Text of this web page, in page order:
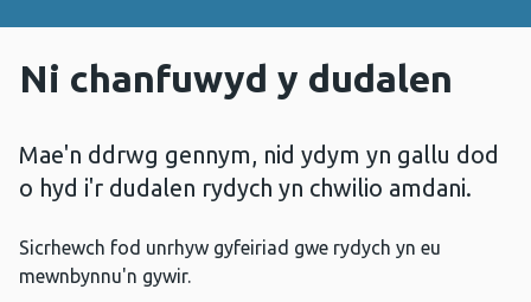
Ni chanfuwyd y dudalen
Mae'n ddrwg gennym, nid ydym yn gallu dod
o hyd i'r dudalen rydych yn chwilio amdani.
Sicrhewch fod unrhyw gyfeiriad gwe rydych yn eu
mewnbynnu'n gywir.